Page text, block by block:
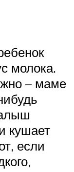
молока.
– маме
кушает
если